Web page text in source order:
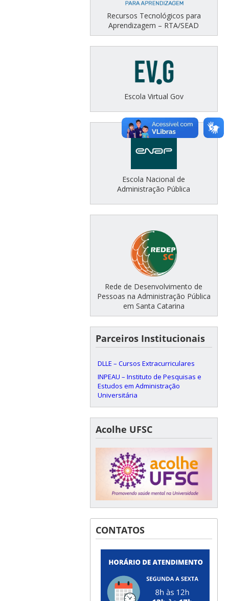
Recursos Tecnológicos para
Aprendizagem – RTA/SEAD
Escola Virtual Gov
Escola Nacional de
Administração Pública
Rede de Desenvolvimento de
Pessoas na Administração Pública
em Santa Catarina
Parceiros Institucionais
DLLE – Cursos Extracurriculares
INPEAU – Instituto de Pesquisas e
Estudos em Administração
Universitária
Acolhe UFSC
CONTATOS